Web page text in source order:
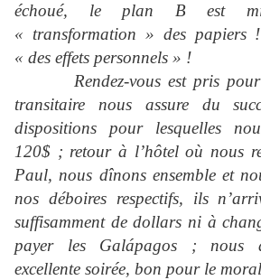
échoué, le plan B est
« transformation » des papiers
« des effets personnels » !
Rendez-vous est pris
transitaire nous assure du
dispositions pour lesquelles
120$ ; retour à l’hôtel où nous
Paul, nous dînons ensemble et
nos déboires respectifs, ils
suffisamment de dollars ni à
payer les Galápagos ; nous
excellente soirée, bon pour le